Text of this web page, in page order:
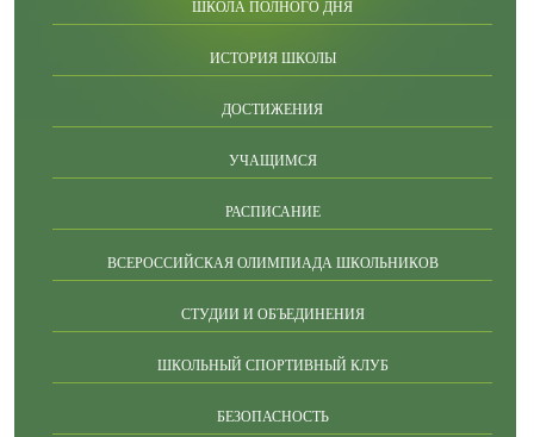
ШКОЛА ПОЛНОГО ДНЯ
ИСТОРИЯ ШКОЛЫ
ДОСТИЖЕНИЯ
УЧАЩИМСЯ
РАСПИСАНИЕ
ВСЕРОССИЙСКАЯ ОЛИМПИАДА ШКОЛЬНИКОВ
СТУДИИ И ОБЪЕДИНЕНИЯ
ШКОЛЬНЫЙ СПОРТИВНЫЙ КЛУБ
БЕЗОПАСНОСТЬ